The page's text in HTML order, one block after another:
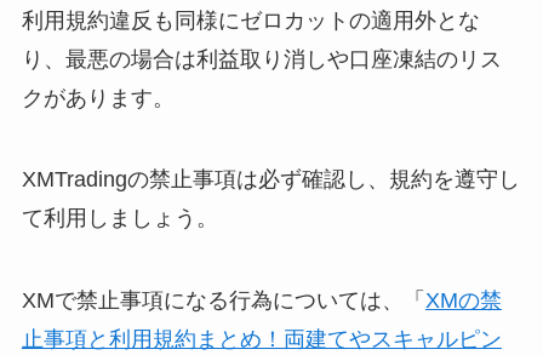
利用規約違反も同様にゼロカットの適用外とな
り、最悪の場合は利益取り消しや口座凍結のリス
クがあります。
XMTradingの禁止事項は必ず確認し、規約を遵守し
て利用しましょう。
XMで禁止事項になる行為については、「 XMの禁
止事項と利用規約まとめ！両建てやスキャルピン